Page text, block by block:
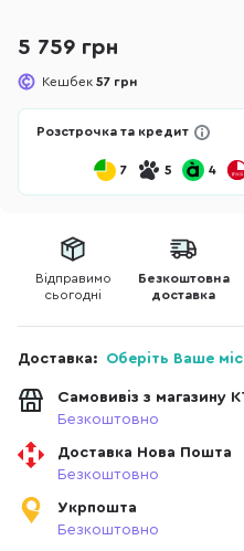
5 759 грн
Кешбек 57 грн
Розстрочка та кредит
7 5 4
Відправимо
сьогодні
Безкоштовна
доставка
Доставка: Оберіть Ваше
Самовивіз з магазину
Безкоштовно
Доставка Нова Пошта
Безкоштовно
Укрпошта
Безкоштовно